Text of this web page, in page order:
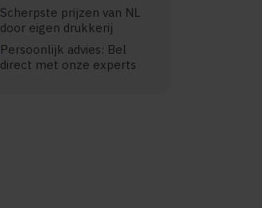
Scherpste prijzen van NL
door eigen drukkerij
Persoonlijk advies: Bel
direct met onze experts